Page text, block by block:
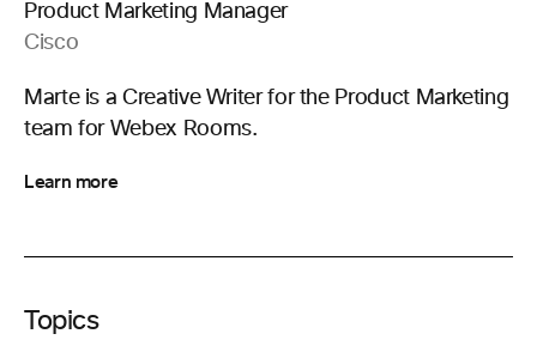
Product Marketing Manager
Cisco
Marte is a Creative Writer for the Product Marketing
team for Webex Rooms.
Learn more
Topics